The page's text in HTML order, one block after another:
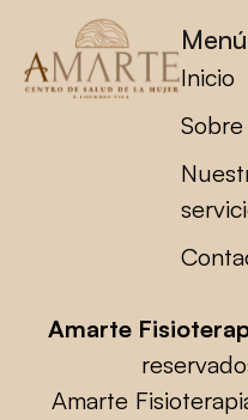
Menú
Inicio
Amarte
Amarte